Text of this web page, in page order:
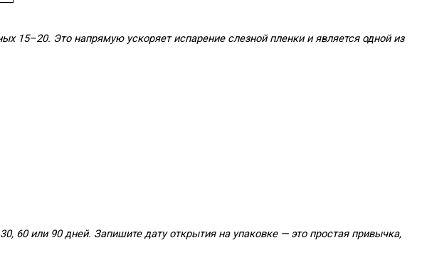
15–20. Это напрямую ускоряет испарение слезной пленки и является одной из
60 или 90 дней. Запишите дату открытия на упаковке — это простая привычка,